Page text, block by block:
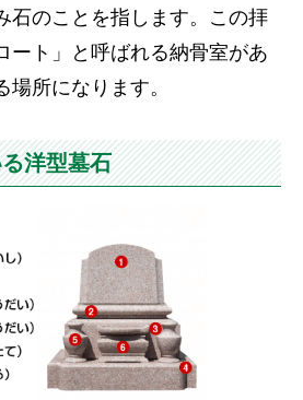
石のことを指します。この拝
ート」と呼ばれる納骨室があ
場所になります。
洋型墓石